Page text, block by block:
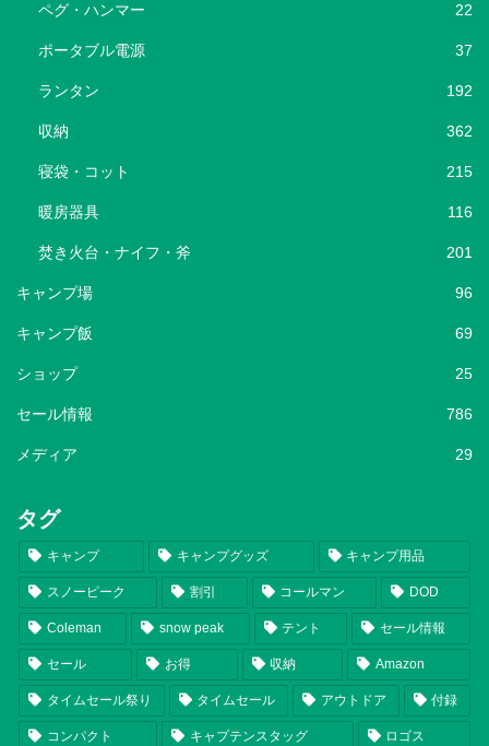
ペグ・ハンマー 22
ポータブル電源 37
ランタン 192
収納 362
寝袋・コット 215
暖房器具 116
焚き火台・ナイフ・斧 201
キャンプ場 96
キャンプ飯 69
ショップ 25
セール情報 786
メディア 29
タグ
キャンプ キャンプグッズ キャンプ用品
スノーピーク 割引 コールマン DOD
Coleman snow peak テント セール情報
セール お得 収納 Amazon
タイムセール祭り タイムセール アウトドア 付録
コンパクト キャプテンスタッグ ロゴス